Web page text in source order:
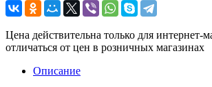
Цена действительна только для интернет-
отличаться от цен в розничных магазинах
Описание